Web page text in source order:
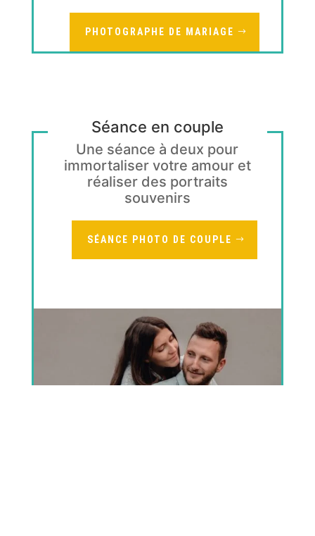
PHOTOGRAPHE DE MARIAGE
Séance en couple
Une séance à deux pour
immortaliser votre amour et
réaliser des portraits
souvenirs
SÉANCE PHOTO DE COUPLE